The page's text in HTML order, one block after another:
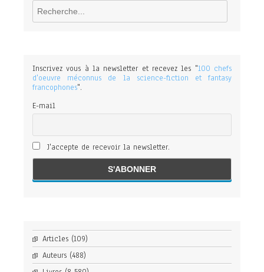
Rechercher
Inscrivez vous à la newsletter et recevez les "100 chefs
d'oeuvre méconnus de la science-fiction et fantasy
francophones".
E-mail
J'accepte de recevoir la newsletter.
Articles (109)
Auteurs (488)